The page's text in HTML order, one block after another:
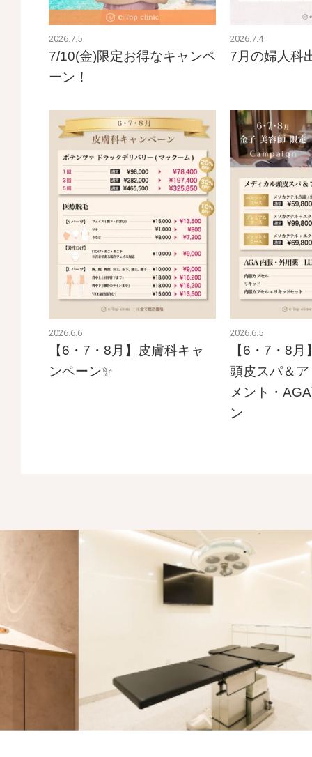
2026.7.5
7/10(金)限定お得なキャンペ
ーン！
2026.7.4
7月の婦人科
2026.6.6
【6・7・8月】皮膚科キャ
ンペーン✨
2026.6.5
【6・7・8
頭皮スパ＆
メント・
ン